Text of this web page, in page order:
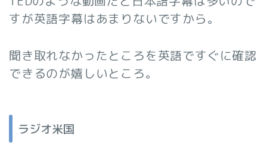
すが英語字幕はあまりないですから。
聞き取れなかったところを英語ですぐに確認
できるのが嬉しいところ。
ラジオ米国